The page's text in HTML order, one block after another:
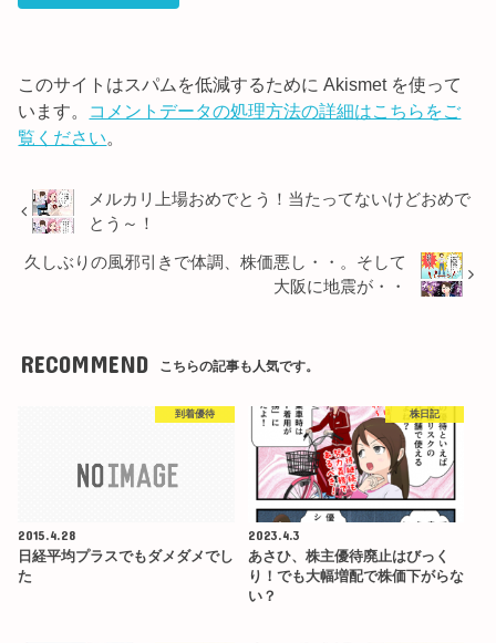
このサイトはスパムを低減するために Akismet を使って
います。 コメントデータの処理方法の詳細はこちらをご
覧ください。
メルカリ上場おめでとう！当たってないけどおめで
とう～！
久しぶりの風邪引きで体調、株価悪し・・。そして
大阪に地震が・・
RECOMMEND こちらの記事も人気です。
到着優待
2015.4.28
日経平均プラスでもダメダメでし
た
株日記
2023.4.3
あさひ、株主優待廃止はびっく
り！でも大幅増配で株価下がらな
い？